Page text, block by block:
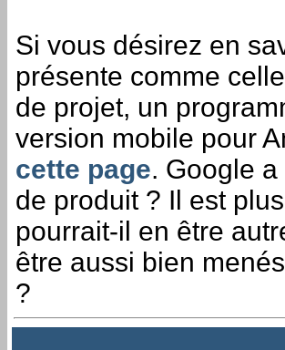
Si vous désirez en
présente comme
de projet, un
version mobile pour
cette page. Google
de produit ? Il est
pourrait-il en être
être aussi bien
?